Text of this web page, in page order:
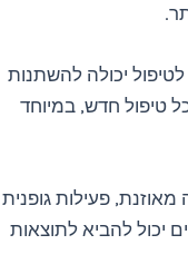
יכולה להשתנות
טיפול חדש, במיוחד
פעילות גופנית
יכול להביא לתוצאות